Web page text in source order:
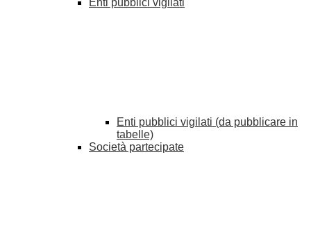
Enti pubblici vigilati
Enti pubblici vigilati (da pubblicare in
tabelle)
Società partecipate